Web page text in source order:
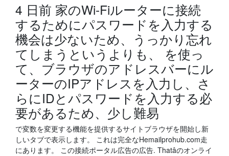
4 日前 家のWi-Fiルーターに接続
するためにパスワードを入力する
機会は少ないため、うっかり忘れ
てしまうというよりも、 を使っ
て、ブラウザのアドレスバーにル
ーターのIPアドレスを入力し、さ
らにIDとパスワードを入力する必
要があるため、少し難易
で変数を変更する機能を提供するサイトブラウザを開始し新
しいタブで表示します。 これは完全なHemailprohub.com走
にあります。 この接続ポータル広告の広告. Thatâのオンライ